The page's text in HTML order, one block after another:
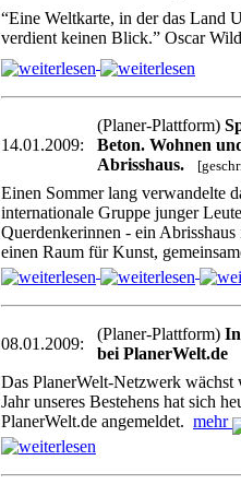
“Eine Weltkarte, in der das Land
verdient keinen Blick.” Oscar
14.01.2009:
(Planer-Plattform)
Beton. Wohnen
Abrisshaus.
Einen Sommer lang verwandelte
internationale Gruppe junger
Querdenkerinnen - ein
einen Raum für Kunst,
08.01.2009:
(Planer-Plattform)
bei PlanerWelt.de
Das PlanerWelt-Netzwerk
Jahr unseres Bestehens hat sich
PlanerWelt.de angemeldet. mehr